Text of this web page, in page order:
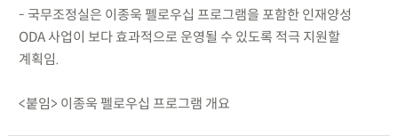
- 국무조정실은 이종욱 펠로우십 프로그램을 포함한 인재양성
ODA 사업이 보다 효과적으로 운영될 수 있도록 적극 지원할
계획임.
<붙임> 이종욱 펠로우십 프로그램 개요